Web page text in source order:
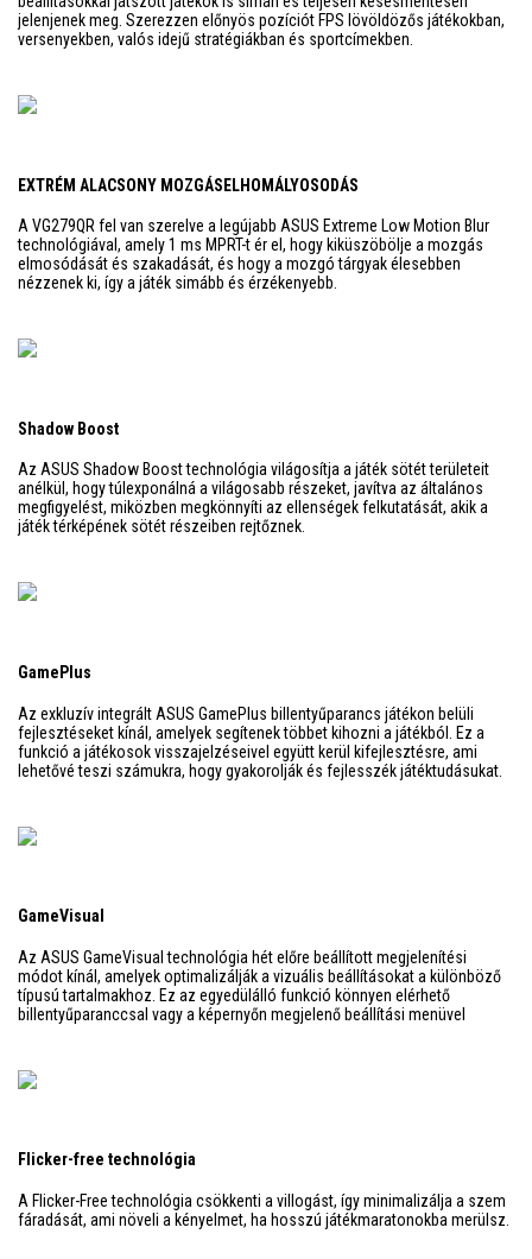
jelenjenek meg. Szerezzen előnyös pozíciót FPS lövöldözős játékokban,
versenyekben, valós idejű stratégiákban és sportcímekben.
EXTRÉM ALACSONY MOZGÁSELHOMÁLYOSODÁS
A VG279QR fel van szerelve a legújabb ASUS Extreme Low Motion Blur
technológiával, amely 1 ms MPRT-t ér el, hogy kiküszöbölje a mozgás
elmosódását és szakadását, és hogy a mozgó tárgyak élesebben
nézzenek ki, így a játék simább és érzékenyebb.
Shadow Boost
Az ASUS Shadow Boost technológia világosítja a játék sötét területeit
anélkül, hogy túlexponálná a világosabb részeket, javítva az általános
megfigyelést, miközben megkönnyíti az ellenségek felkutatását, akik a
játék térképének sötét részeiben rejtőznek.
GamePlus
Az exkluzív integrált ASUS GamePlus billentyűparancs játékon belüli
fejlesztéseket kínál, amelyek segítenek többet kihozni a játékból. Ez a
funkció a játékosok visszajelzéseivel együtt kerül kifejlesztésre, ami
lehetővé teszi számukra, hogy gyakorolják és fejlesszék játéktudásukat.
GameVisual
Az ASUS GameVisual technológia hét előre beállított megjelenítési
módot kínál, amelyek optimalizálják a vizuális beállításokat a különböző
típusú tartalmakhoz. Ez az egyedülálló funkció könnyen elérhető
billentyűparanccsal vagy a képernyőn megjelenő beállítási menüvel
Flicker-free technológia
A Flicker-Free technológia csökkenti a villogást, így minimalizálja a szem
fáradását, ami növeli a kényelmet, ha hosszú játékmaratonokba merülsz.